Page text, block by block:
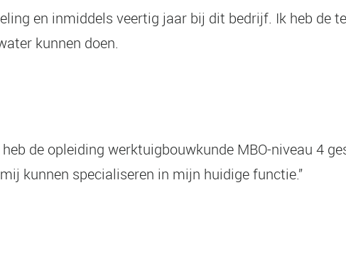
en inmiddels veertig jaar bij dit bedrijf. Ik heb de
kunnen doen.
de opleiding werktuigbouwkunde MBO-niveau 4
kunnen specialiseren in mijn huidige functie.”